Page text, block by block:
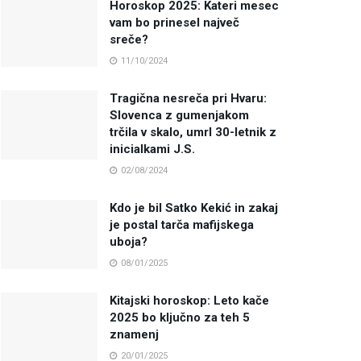
Horoskop 2025: Kateri mesec
vam bo prinesel največ
sreče?
11/10/2024
Tragična nesreča pri Hvaru:
Slovenca z gumenjakom
trčila v skalo, umrl 30-letnik z
inicialkami J.S.
02/08/2024
Kdo je bil Satko Kekić in zakaj
je postal tarča mafijskega
uboja?
08/01/2025
Kitajski horoskop: Leto kače
2025 bo ključno za teh 5
znamenj
20/01/2025